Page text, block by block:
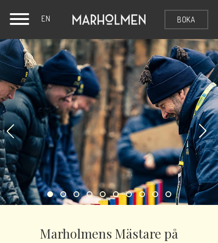
EN BOKA
Marholmens Mästare på